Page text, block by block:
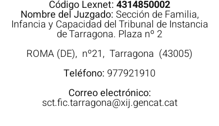
Código Lexnet: 4314850002
Nombre del Juzgado: Sección de Familia,
Infancia y Capacidad del Tribunal de Instancia
de Tarragona. Plaza nº 2
ROMA (DE), nº21, Tarragona (43005)
Teléfono: 977921910
Correo electrónico:
sct.fic.tarragona@xij.gencat.cat